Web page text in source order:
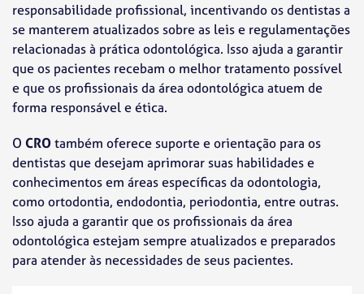
responsabilidade profissional, incentivando os dentistas a
se manterem atualizados sobre as leis e regulamentações
relacionadas à prática odontológica. Isso ajuda a garantir
que os pacientes recebam o melhor tratamento possível
e que os profissionais da área odontológica atuem de
forma responsável e ética.
O CROtambém oferece suporte e orientação para os
dentistas que desejam aprimorar suas habilidades e
conhecimentos em áreas específicas da odontologia,
como ortodontia, endodontia, periodontia, entre outras.
Isso ajuda a garantir que os profissionais da área
odontológica estejam sempre atualizados e preparados
para atender às necessidades de seus pacientes.